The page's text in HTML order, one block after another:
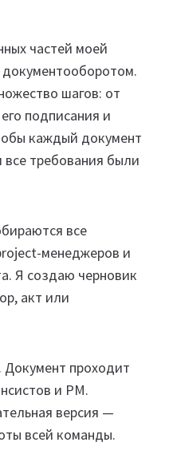
частей моей
шагов: от
подписания и
каждый документ
все требования были
все
менеджеров и
Я создаю черновик
акт или
Документ проходит
и PM.
версия —
всей команды.